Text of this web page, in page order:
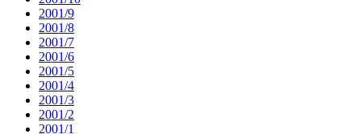
2001/9
2001/8
2001/7
2001/6
2001/5
2001/4
2001/3
2001/2
2001/1